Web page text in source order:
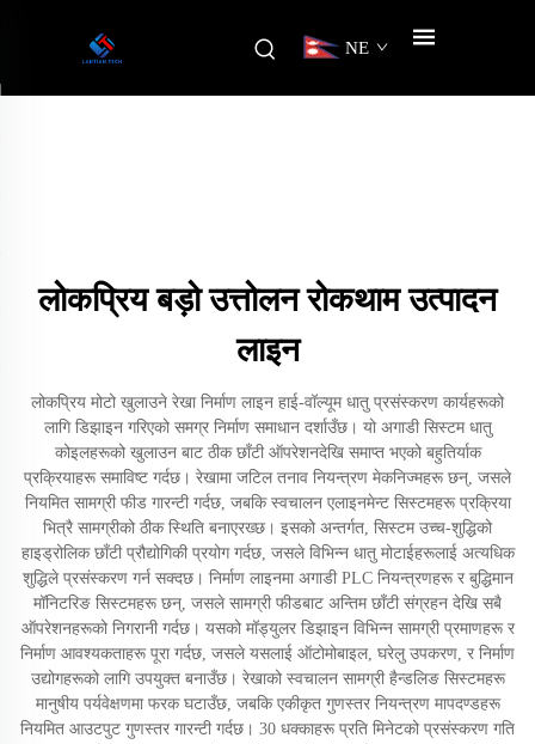
NE
लोकप्रिय बड़ो उत्तोलन रोकथाम उत्पादन
लाइन
लोकप्रिय मोटो खुलाउने रेखा निर्माण लाइन हाई-वॉल्यूम धातु प्रसंस्करण कार्यहरूको
लागि डिझाइन गरिएको समग्र निर्माण समाधान दर्शाउँछ। यो अगाडी सिस्टम धातु
कोइलहरूको खुलाउन बाट ठीक छाँटी ऑपरेशनदेखि समाप्त भएको बहुतिर्याक
प्रक्रियाहरू समाविष्ट गर्दछ। रेखामा जटिल तनाव नियन्त्रण मेकनिज्महरू छन्, जसले
नियमित सामग्री फीड गारन्टी गर्दछ, जबकि स्वचालन एलाइनमेन्ट सिस्टमहरू प्रक्रिया
भित्रै सामग्रीको ठीक स्थिति बनाएरख्छ। इसको अन्तर्गत, सिस्टम उच्च-शुद्धिको
हाइड्रोलिक छाँटी प्रौद्योगिकी प्रयोग गर्दछ, जसले विभिन्न धातु मोटाईहरूलाई अत्यधिक
शुद्धिले प्रसंस्करण गर्न सक्दछ। निर्माण लाइनमा अगाडी PLC नियन्त्रणहरू र बुद्धिमान
मॉनिटरिङ सिस्टमहरू छन्, जसले सामग्री फीडबाट अन्तिम छाँटी संग्रहन देखि सबै
ऑपरेशनहरूको निगरानी गर्दछ। यसको मॉड्युलर डिझाइन विभिन्न सामग्री प्रमाणहरू र
निर्माण आवश्यकताहरू पूरा गर्दछ, जसले यसलाई ऑटोमोबाइल, घरेलु उपकरण, र निर्माण
उद्योगहरूको लागि उपयुक्त बनाउँछ। रेखाको स्वचालन सामग्री हैन्डलिङ सिस्टमहरू
मानुषीय पर्यवेक्षणमा फरक घटाउँछ, जबकि एकीकृत गुणस्तर नियन्त्रण मापदण्डहरू
नियमित आउटपुट गुणस्तर गारन्टी गर्दछ। 30 धक्काहरू प्रति मिनेटको प्रसंस्करण गति